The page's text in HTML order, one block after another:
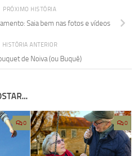
PRÓXIMO HISTÓRIA
Saia bem nas fotos e vídeos
HISTÓRIA ANTERIOR
de Noiva (ou Buquê)
0 0